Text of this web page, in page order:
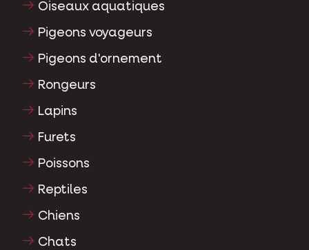
Oiseaux aquatiques
Pigeons voyageurs
Pigeons d'ornement
Rongeurs
Lapins
Furets
Poissons
Reptiles
Chiens
Chats